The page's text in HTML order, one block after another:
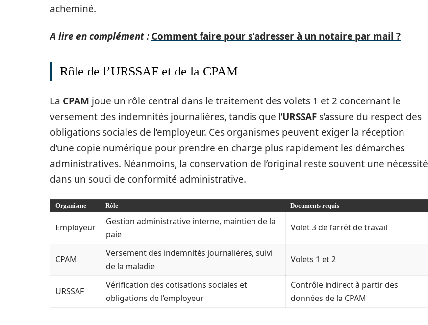
acheminé.
A lire en complément : Comment faire pour s'adresser à un notaire par mail ?
Rôle de l’URSSAF et de la CPAM
La CPAM joue un rôle central dans le traitement des volets 1 et 2 concernant le
versement des indemnités journalières, tandis que l’URSSAF s’assure du respect des
obligations sociales de l’employeur. Ces organismes peuvent exiger la réception
d’une copie numérique pour prendre en charge plus rapidement les démarches
administratives. Néanmoins, la conservation de l’original reste souvent une nécessité
dans un souci de conformité administrative.
Organisme Rôle Documents requis
Employeur
Gestion administrative interne, maintien de la
paie
Volet 3 de l’arrêt de travail
CPAM
Versement des indemnités journalières, suivi
de la maladie
Volets 1 et 2
URSSAF
Vérification des cotisations sociales et
obligations de l’employeur
Contrôle indirect à partir des
données de la CPAM